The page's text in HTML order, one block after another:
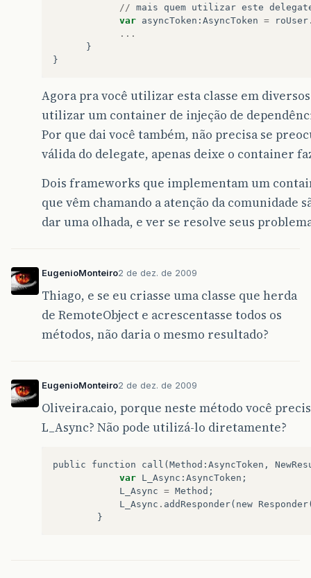
// mais quem utilizar este
var asyncToken : AsyncToken = roUser
...
}
}
Agora pra você utilizar esta classe em
utilizar um container de injeção de
Por que dai você também, não precisa se
válida do delegate, apenas deixe o container
Dois frameworks que implementam um
que vêm chamando a atenção da comunidade
dar uma olhada, e ver se resolve seus
EugenioMonteiro2 de dez. de 2009
Thiago, e se eu criasse uma classe que herda
de RemoteObject e acrescentasse todos os
métodos, não daria o mesmo resultado?
EugenioMonteiro2 de dez. de 2009
Oliveira.caio, porque neste método você
L_Async? Não pode utilizá-lo diretamente?
public function call ( Method : AsyncToken ,
var L_Async : AsyncToken ;
L_Async = Method ;
L_Async . addResponder( new Responder
}